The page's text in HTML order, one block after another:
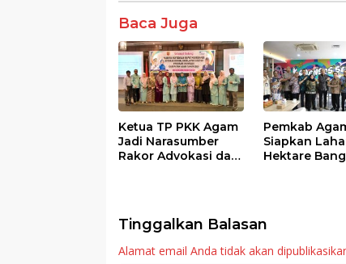
k
Baca Juga
Ketua TP PKK Agam
Jadi Narasumber
Rakor Advokasi dan
Pemkab
Siapkan
Hektare
Tinggalkan Balasan
Alamat email Anda tidak akan